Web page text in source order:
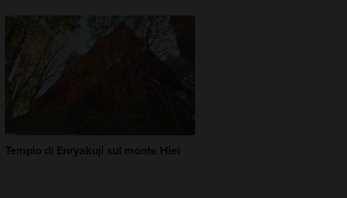
Tempio di Enryakuji sul monte Hiei